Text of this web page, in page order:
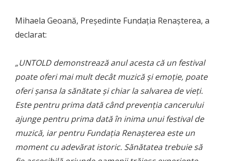
Mihaela Geoană, Președinte Fundația Renașterea, a
declarat:
„UNTOLD demonstrează anul acesta că un festival
poate oferi mai mult decât muzică și emoție, poate
oferi șansa la sănătate și chiar la salvarea de vieți.
Este pentru prima dată când prevenția cancerului
ajunge pentru prima dată în inima unui festival de
muzică, iar pentru Fundația Renașterea este un
moment cu adevărat istoric. Sănătatea trebuie să